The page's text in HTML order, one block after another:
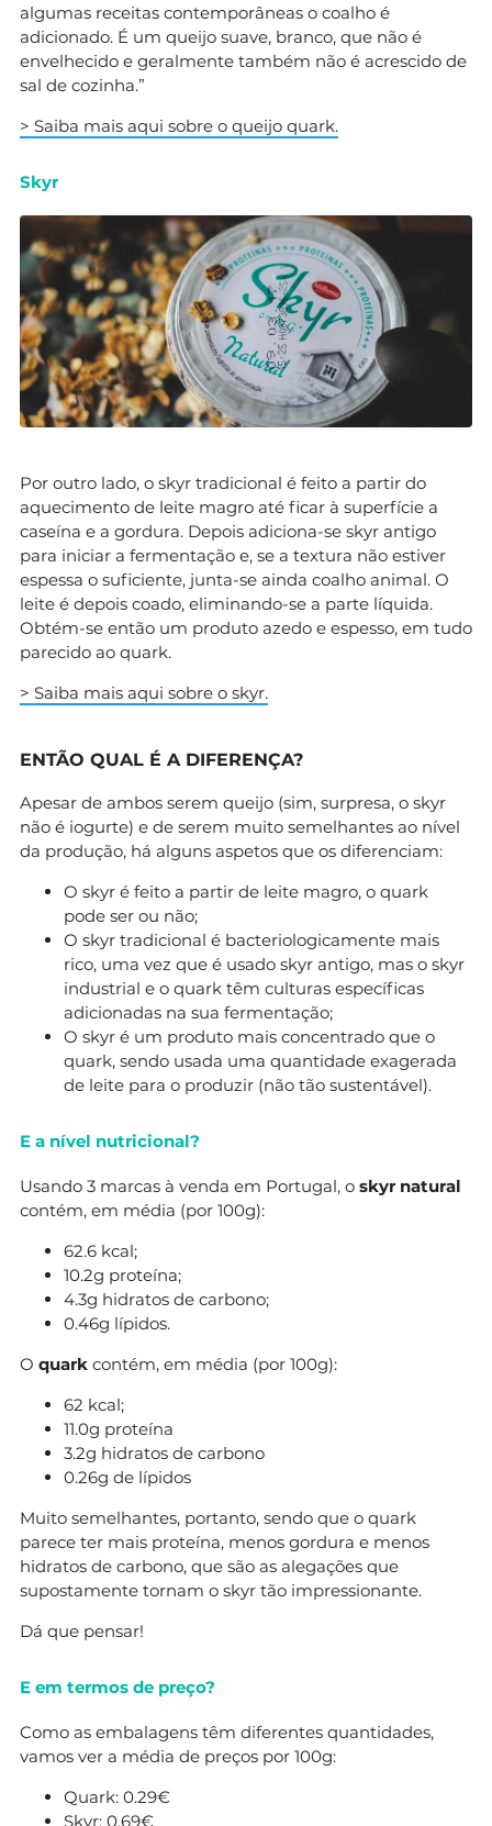
algumas receitas contemporâneas o coalho é
adicionado. É um queijo suave, branco, que não é
envelhecido e geralmente também não é acrescido de
sal de cozinha.”
> Saiba mais aqui sobre o queijo quark.
Skyr
Por outro lado, o skyr tradicional é feito a partir do
aquecimento de leite magro até ficar à superfície a
caseína e a gordura. Depois adiciona-se skyr antigo
para iniciar a fermentação e, se a textura não estiver
espessa o suficiente, junta-se ainda coalho animal. O
leite é depois coado, eliminando-se a parte líquida.
Obtém-se então um produto azedo e espesso, em tudo
parecido ao quark.
> Saiba mais aqui sobre o skyr.
ENTÃO QUAL É A DIFERENÇA?
Apesar de ambos serem queijo (sim, surpresa, o skyr
não é iogurte) e de serem muito semelhantes ao nível
da produção, há alguns aspetos que os diferenciam:
O skyr é feito a partir de leite magro, o quark
pode ser ou não;
O skyr tradicional é bacteriologicamente mais
rico, uma vez que é usado skyr antigo, mas o skyr
industrial e o quark têm culturas específicas
adicionadas na sua fermentação;
O skyr é um produto mais concentrado que o
quark, sendo usada uma quantidade exagerada
de leite para o produzir (não tão sustentável).
E a nível nutricional?
Usando 3 marcas à venda em Portugal, o skyr natural
contém, em média (por 100g):
62.6 kcal;
10.2g proteína;
4.3g hidratos de carbono;
0.46g lípidos.
O quark contém, em média (por 100g):
62 kcal;
11.0g proteína
3.2g hidratos de carbono
0.26g de lípidos
Muito semelhantes, portanto, sendo que o quark
parece ter mais proteína, menos gordura e menos
hidratos de carbono, que são as alegações que
supostamente tornam o skyr tão impressionante.
Dá que pensar!
E em termos de preço?
Como as embalagens têm diferentes quantidades,
vamos ver a média de preços por 100g:
Quark: 0.29€
Skyr: 0.69€